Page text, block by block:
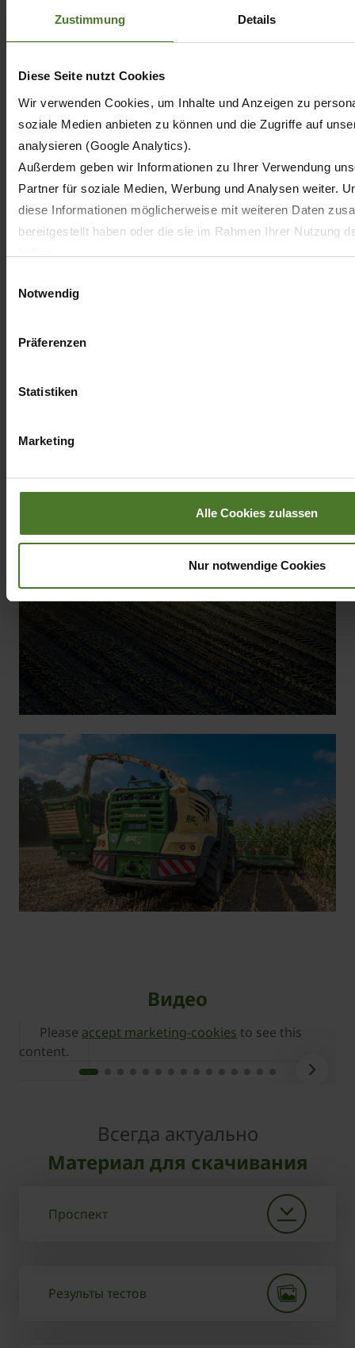
Zustimmung Details
Diese Seite nutzt Cookies
Wir verwenden Cookies, um Inhalte und Anzeigen zu
soziale Medien anbieten zu können und die Zugriffe auf
analysieren (Google Analytics).
Außerdem geben wir Informationen zu Ihrer Verwendung
Partner für soziale Medien, Werbung und Analysen weiter.
diese Informationen möglicherweise mit weiteren Daten
bereitgestellt haben oder die sie im Rahmen Ihrer Nutzung
EU mit abweichenden Datenschutzbestimmungen ein,
kann.
Notwendig
Präferenzen
Statistiken
Marketing
Alle Cookies zulassen
Nur notwendige Cookies
Особо мощные
KRONE
BiG X 680 · 780 · 860 · 980 · 1080 ·
1180
Видео
Please accept marketing-cookies to see this
content.
Всегда актуально
Материал для скачивания
Проспект
Результы тестов